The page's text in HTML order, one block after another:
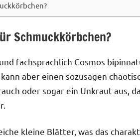
Schmuckkörbchen?
fachsprachlich Cosmos
aber einen sozusagen
oder sogar ein Unkraut aus,
kleine Blätter, was das